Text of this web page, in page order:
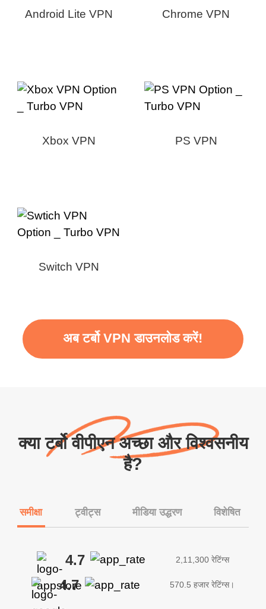
Android Lite VPN Chrome VPN
Xbox VPN PS VPN
Switch VPN
अब टर्बो VPN डाउनलोड करें!
क्या टर्बो वीपीएन अच्छा और विश्वसनीय
है?
समीक्षा ट्वीट्स मीडिया उद्धरण विशेषित
4.7 2,11,300 रेटिंग्स
4.7 570.5 हजार रेटिंग्स।